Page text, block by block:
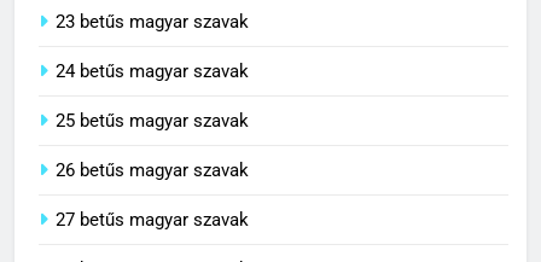
23 betűs magyar szavak
24 betűs magyar szavak
25 betűs magyar szavak
26 betűs magyar szavak
27 betűs magyar szavak